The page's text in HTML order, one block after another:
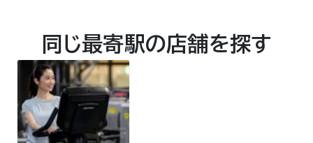
同じ最寄駅の店舗を探す